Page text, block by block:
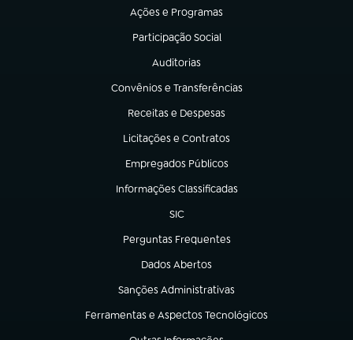
Ações e Programas
(abre em nova aba)
Participação Social
(abre em nova aba)
Auditorias
(abre em nova aba)
Convênios e Transferências
(abre em nova aba)
Receitas e Despesas
(abre em nova aba)
Licitações e Contratos
(abre em nova aba)
Empregados Públicos
(abre em nova aba)
Informações Classificadas
(abre em nova aba)
SIC
(abre em nova aba)
Perguntas Frequentes
(abre em nova aba)
Dados Abertos
(abre em nova aba)
Sanções Administrativas
(abre em nova aba)
Ferramentas e Aspectos Tecnológicos
(abre em nova aba)